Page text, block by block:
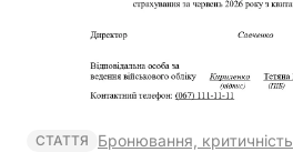
СТАТТЯ Бронювання, критичність